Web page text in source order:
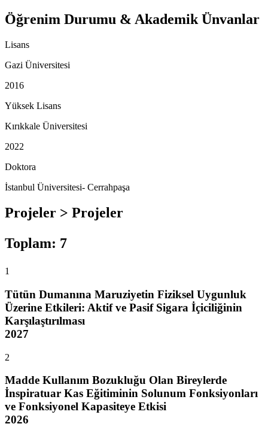
Öğrenim Durumu & Akademik Ünvanlar
Lisans
Gazi Üniversitesi
2016
Yüksek Lisans
Kırıkkale Üniversitesi
2022
Doktora
İstanbul Üniversitesi- Cerrahpaşa
Projeler > Projeler
Toplam: 7
1
Tütün Dumanına Maruziyetin Fiziksel Uygunluk
Üzerine Etkileri: Aktif ve Pasif Sigara İçiciliğinin
Karşılaştırılması
2027
2
Madde Kullanım Bozukluğu Olan Bireylerde
İnspiratuar Kas Eğitiminin Solunum Fonksiyonları
ve Fonksiyonel Kapasiteye Etkisi
2026